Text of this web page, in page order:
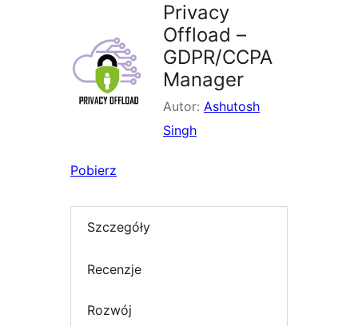
Privacy
Offload –
GDPR/CCPA
Manager
Autor: Ashutosh
Singh
Pobierz
Szczegóły
Recenzje
Rozwój